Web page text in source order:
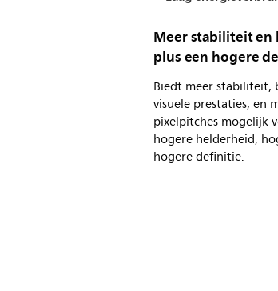
Meer stabiliteit
plus een hogere
Biedt meer stabiliteit,
visuele prestaties, en
pixelpitches mogelijk
hogere helderheid,
hogere definitie.